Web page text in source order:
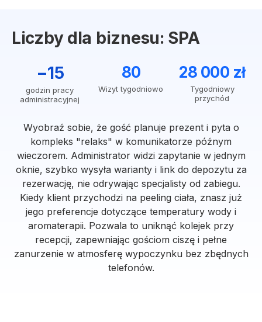
Liczby dla biznesu: SPA
−15
godzin pracy
administracyjnej
80
Wizyt tygodniowo
28 000 zł
Tygodniowy
przychód
Wyobraź sobie, że gość planuje prezent i pyta o
kompleks "relaks" w komunikatorze późnym
wieczorem. Administrator widzi zapytanie w jednym
oknie, szybko wysyła warianty i link do depozytu za
rezerwację, nie odrywając specjalisty od zabiegu.
Kiedy klient przychodzi na peeling ciała, znasz już
jego preferencje dotyczące temperatury wody i
aromaterapii. Pozwala to uniknąć kolejek przy
recepcji, zapewniając gościom ciszę i pełne
zanurzenie w atmosferę wypoczynku bez zbędnych
telefonów.